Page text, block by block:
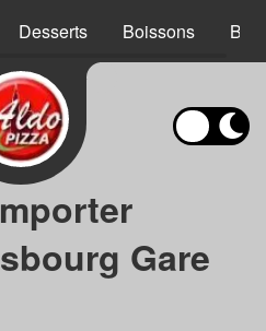
Desserts Boissons
Gare